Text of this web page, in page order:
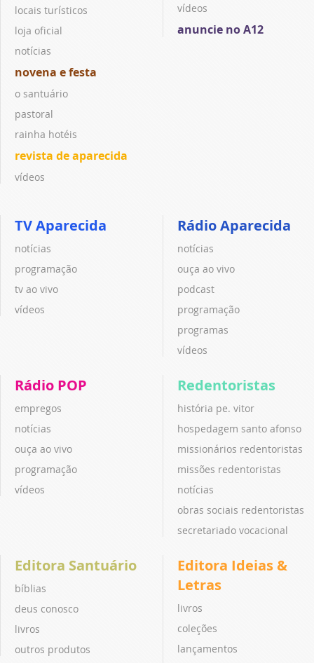
locais turísticos
loja oficial
notícias
novena e festa
o santuário
pastoral
rainha hotéis
revista de aparecida
vídeos
vídeos
anuncie no A12
TV Aparecida
notícias
programação
tv ao vivo
vídeos
Rádio Aparecida
notícias
ouça ao vivo
podcast
programação
programas
vídeos
Rádio POP
empregos
notícias
ouça ao vivo
programação
vídeos
Redentoristas
história pe. vitor
hospedagem santo afonso
missionários redentoristas
missões redentoristas
notícias
obras sociais redentoristas
secretariado vocacional
Editora Santuário
bíblias
deus conosco
livros
outros produtos
Editora Ideias &
Letras
livros
coleções
lançamentos